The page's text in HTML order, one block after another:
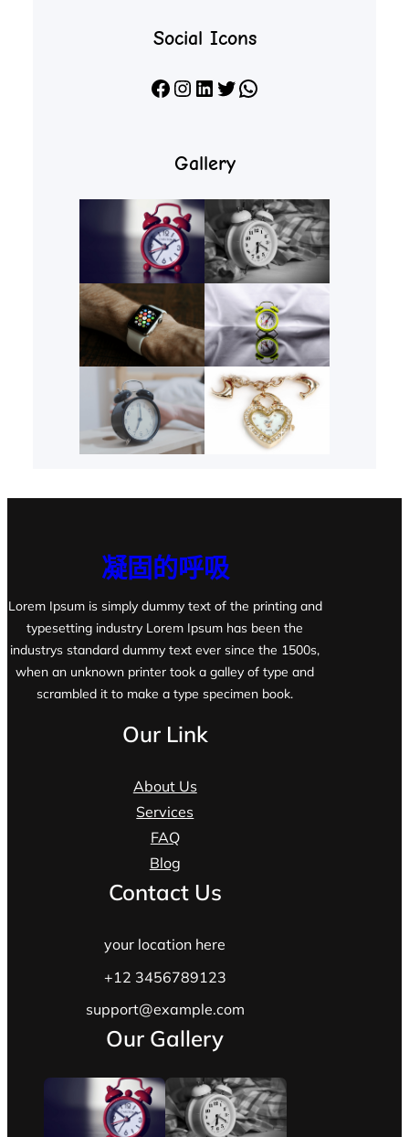
Social Icons
Facebook Instagram LinkedIn X WhatsApp
Gallery
凝固的呼吸
Lorem Ipsum is simply dummy text of the printing and
typesetting industry Lorem Ipsum has been the
industrys standard dummy text ever since the 1500s,
when an unknown printer took a galley of type and
scrambled it to make a type specimen book.
Our Link
About Us
Services
FAQ
Blog
Contact Us
your location here
+12 3456789123
support@example.com
Our Gallery